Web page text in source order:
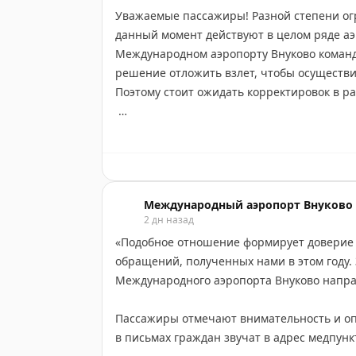
При плохом самочувствии пассажирам и
медслужбы. Медпункт в Терминале A
В автобусах, доставляющих пассажиров к
штатно.
Уважаемые пассажиры! Разной степени
данный момент действуют в целом ряде
Международном аэропорту Внуково
решение отложить взлет, чтобы
Поэтому стоит ожидать корректировок в
- через чат-бот:max.ru/vnukovo_bot
Также обо всех изменениях в
Благодарим за понимание.
Международный аэропорт Внуково
2 дн назад
«Подобное отношение формирует доверие
обращений, полученных нами в этом году.
Международного аэропорта Внуково
Пассажиры отмечают внимательность и
в письмах граждан звучат в адрес